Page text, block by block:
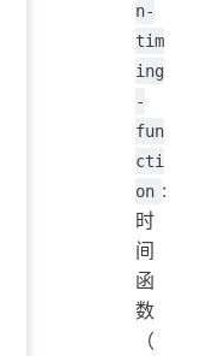
n-
tim
ing
-
fun
cti
on :
时
间
函
数
（